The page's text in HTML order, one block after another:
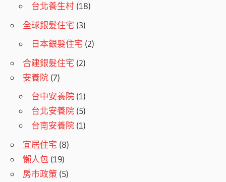
台北養生村 (18)
全球銀髮住宅 (3)
日本銀髮住宅 (2)
合建銀髮住宅 (2)
安養院 (7)
台中安養院 (1)
台北安養院 (5)
台南安養院 (1)
宜居住宅 (8)
懶人包 (19)
房市政策 (5)